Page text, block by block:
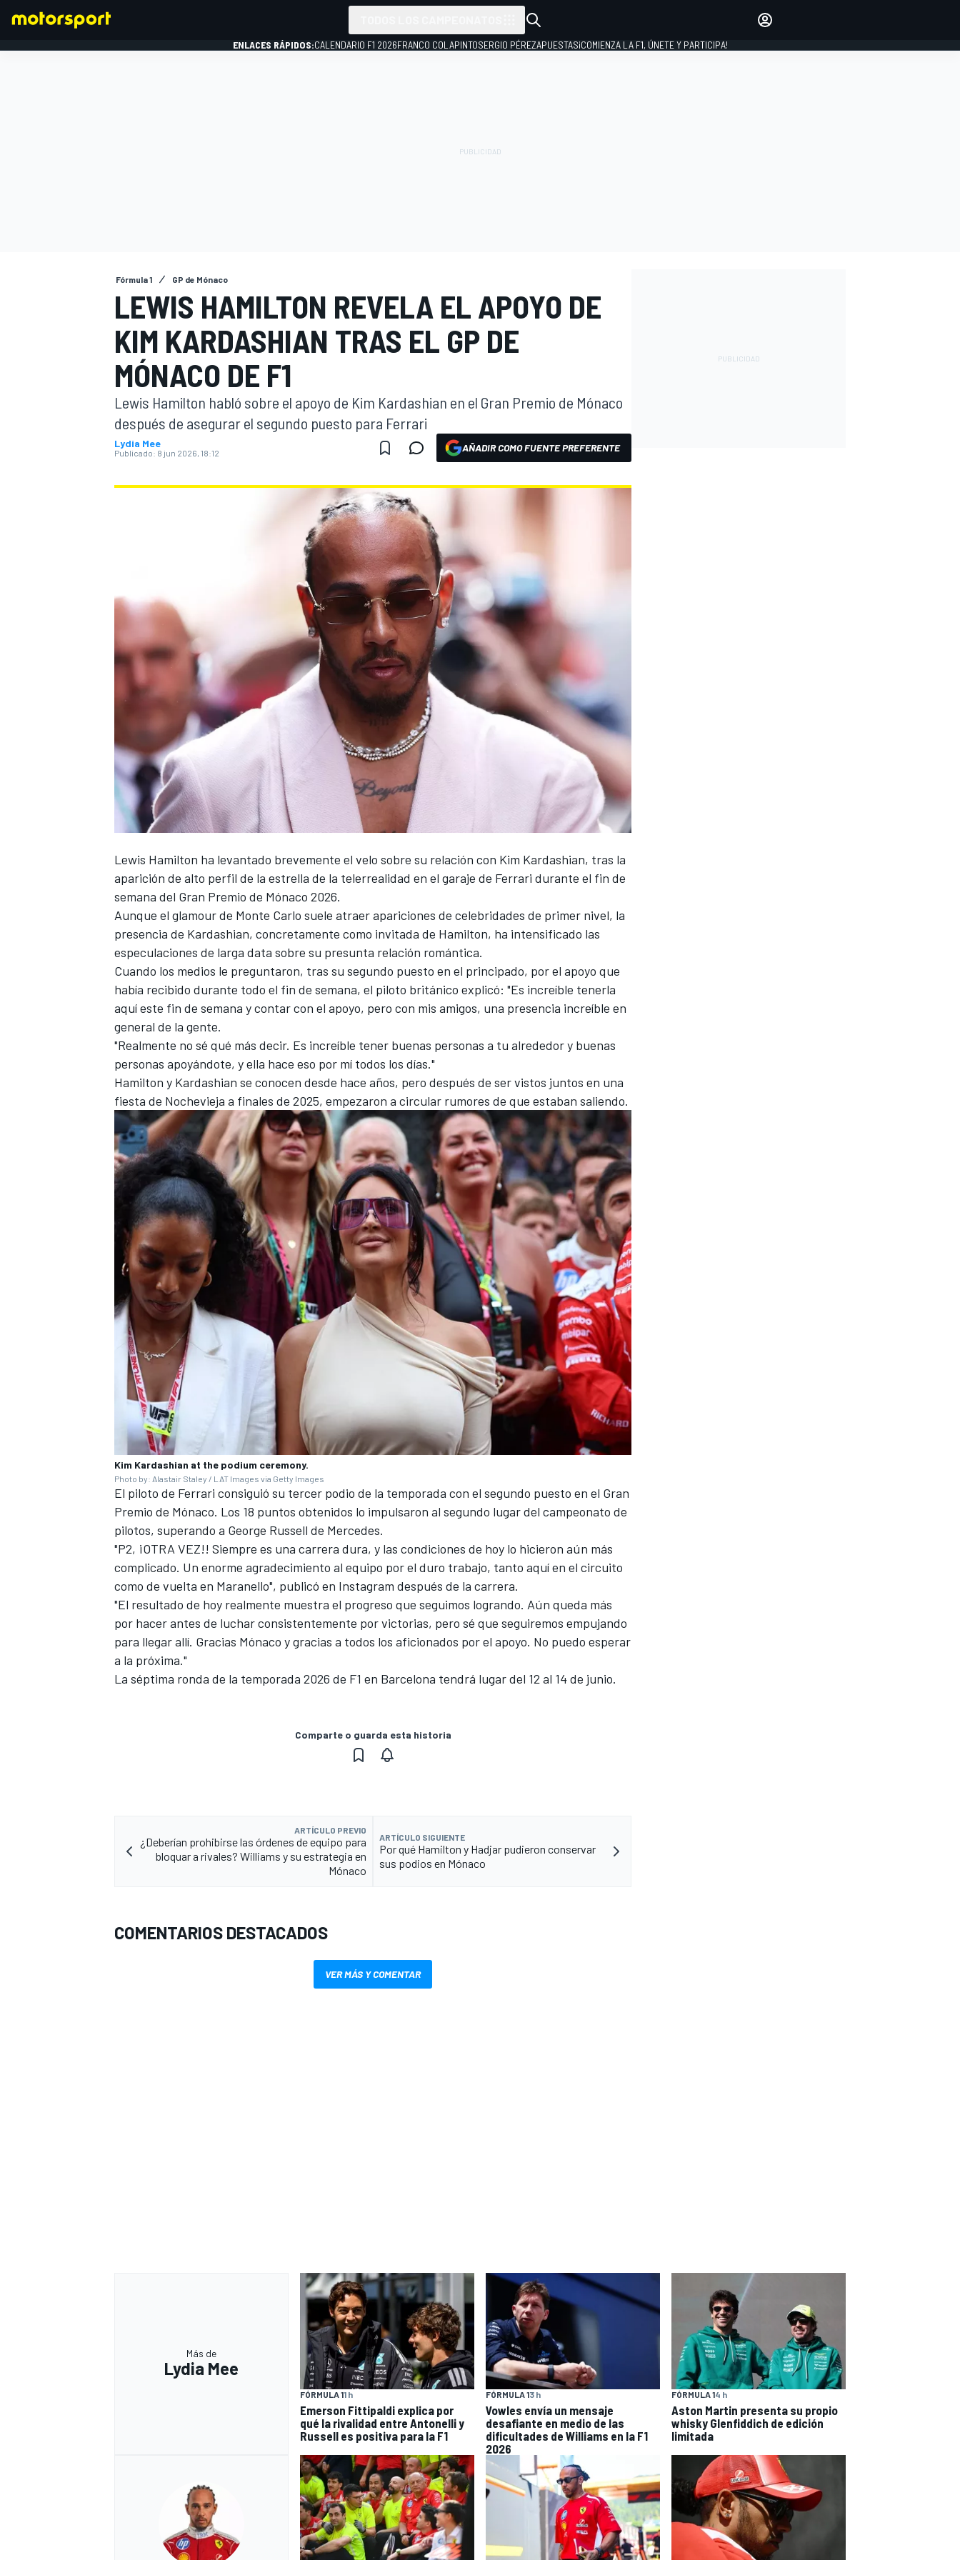
INDYCAR
NASCAR CUP
FÓRMULA E
WRC
INICIAR SESIÓN
ENLACES RÁPIDOS:CALENDARIO F1 2026FRANCO COLAPINTOSERGIO PÉREZAPUESTAS¡COMIENZA LA F1, ÚNETE Y PARTICIPA!
Fórmula 1 GP de Mónaco
LEWIS HAMILTON REVELA EL APOYO DE
KIM KARDASHIAN TRAS EL GP DE
MÓNACO DE F1
Lewis Hamilton habló sobre el apoyo de Kim Kardashian en el Gran Premio de Mónaco
después de asegurar el segundo puesto para Ferrari
Lydia Mee
Publicado: 8 jun 2026, 18:12 AÑADIR COMO FUENTE PREFERENTE
Lewis Hamilton ha levantado brevemente el velo sobre su relación con Kim Kardashian, tras la
aparición de alto perfil de la estrella de la telerrealidad en el garaje de Ferrari durante el fin de
semana del Gran Premio de Mónaco 2026.
Aunque el glamour de Monte Carlo suele atraer apariciones de celebridades de primer nivel, la
presencia de Kardashian, concretamente como invitada de Hamilton, ha intensificado las
especulaciones de larga data sobre su presunta relación romántica.
Cuando los medios le preguntaron, tras su segundo puesto en el principado, por el apoyo que
había recibido durante todo el fin de semana, el piloto británico explicó: "Es increíble tenerla
aquí este fin de semana y contar con el apoyo, pero con mis amigos, una presencia increíble en
general de la gente.
"Realmente no sé qué más decir. Es increíble tener buenas personas a tu alrededor y buenas
personas apoyándote, y ella hace eso por mí todos los días."
Hamilton y Kardashian se conocen desde hace años, pero después de ser vistos juntos en una
fiesta de Nochevieja a finales de 2025, empezaron a circular rumores de que estaban saliendo.
Kim Kardashian at the podium ceremony.
Photo by: Alastair Staley / LAT Images via Getty Images
El piloto de Ferrari consiguió su tercer podio de la temporada con el segundo puesto en el Gran
Premio de Mónaco. Los 18 puntos obtenidos lo impulsaron al segundo lugar del campeonato de
pilotos, superando a George Russell de Mercedes.
"P2, ¡OTRA VEZ!! Siempre es una carrera dura, y las condiciones de hoy lo hicieron aún más
complicado. Un enorme agradecimiento al equipo por el duro trabajo, tanto aquí en el circuito
como de vuelta en Maranello", publicó en Instagram después de la carrera.
"El resultado de hoy realmente muestra el progreso que seguimos logrando. Aún queda más
por hacer antes de luchar consistentemente por victorias, pero sé que seguiremos empujando
para llegar allí. Gracias Mónaco y gracias a todos los aficionados por el apoyo. No puedo esperar
a la próxima."
La séptima ronda de la temporada 2026 de F1 en Barcelona tendrá lugar del 12 al 14 de junio.
Comparte o guarda esta historia
ARTÍCULO PREVIO
¿Deberían prohibirse las órdenes de equipo para
bloquar a rivales? Williams y su estrategia en
Mónaco
ARTÍCULO SIGUIENTE
Por qué Hamilton y Hadjar pudieron conservar
sus podios en Mónaco
COMENTARIOS DESTACADOS
VER MÁS Y COMENTAR
Más de
Lydia Mee
FÓRMULA 11 h
Emerson Fittipaldi explica por
qué la rivalidad entre Antonelli y
Russell es positiva para la F1
FÓRMULA 13 h
Vowles envía un mensaje
desafiante en medio de las
dificultades de Williams en la F1
2026
FÓRMULA 14 h
Aston Martin presenta su propio
whisky Glenfiddich de edición
limitada